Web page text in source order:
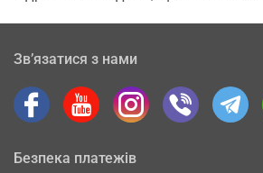
Зв’язатися з нами
Безпека платежів